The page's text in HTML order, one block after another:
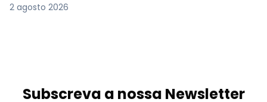
2 agosto 2026
Subscreva a nossa Newsletter